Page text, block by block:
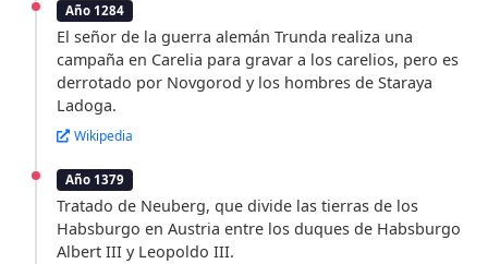
Año 1284
El señor de la guerra alemán Trunda realiza una
campaña en Carelia para gravar a los carelios, pero es
derrotado por Novgorod y los hombres de Staraya
Ladoga.
Wikipedia
Año 1379
Tratado de Neuberg, que divide las tierras de los
Habsburgo en Austria entre los duques de Habsburgo
Albert III y Leopoldo III.